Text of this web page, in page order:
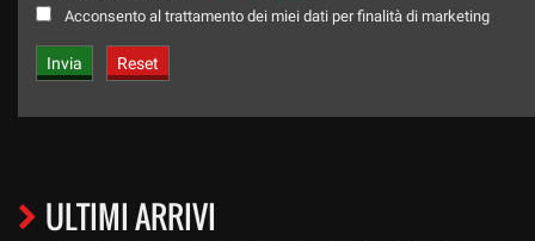
Acconsento al trattamento dei miei dati per finalità di marketing
ULTIMI ARRIVI